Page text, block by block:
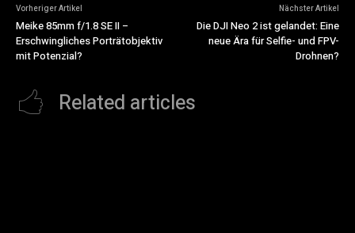
Vorheriger Artikel
Meike 85mm f/1.8 SE II –
Erschwingliches Porträtobjektiv
mit Potenzial?
Nächster Artikel
Die DJI Neo 2 ist gelandet: Eine
neue Ära für Selfie- und FPV-
Drohnen?
Related articles